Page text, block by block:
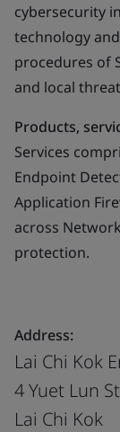
cybersecurity
technology
procedures of
and local
Products,
Services
Endpoint
Application
across
protection.
Address:
Lai Chi Kok
4 Yuet Lun
Lai Chi Kok